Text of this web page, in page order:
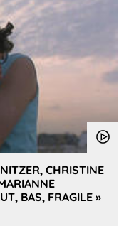
CHRISTINE
BAS, FRAGILE »